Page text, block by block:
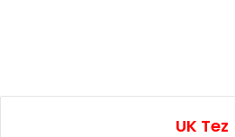
UK Tez